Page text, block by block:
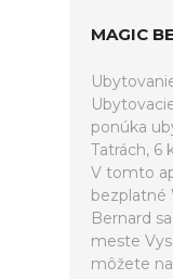
MAGIC
ponúka
Tatrách, 6
V tomto
bezplatné
Bernard
meste
môžete